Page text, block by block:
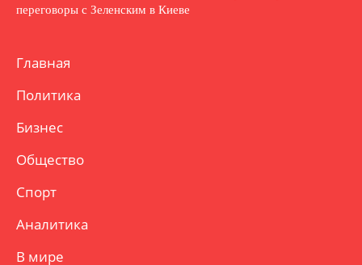
переговоры с Зеленским в Киеве
Главная
Политика
Бизнес
Общество
Спорт
Аналитика
В мире